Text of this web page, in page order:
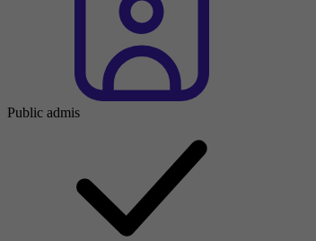
Public admis